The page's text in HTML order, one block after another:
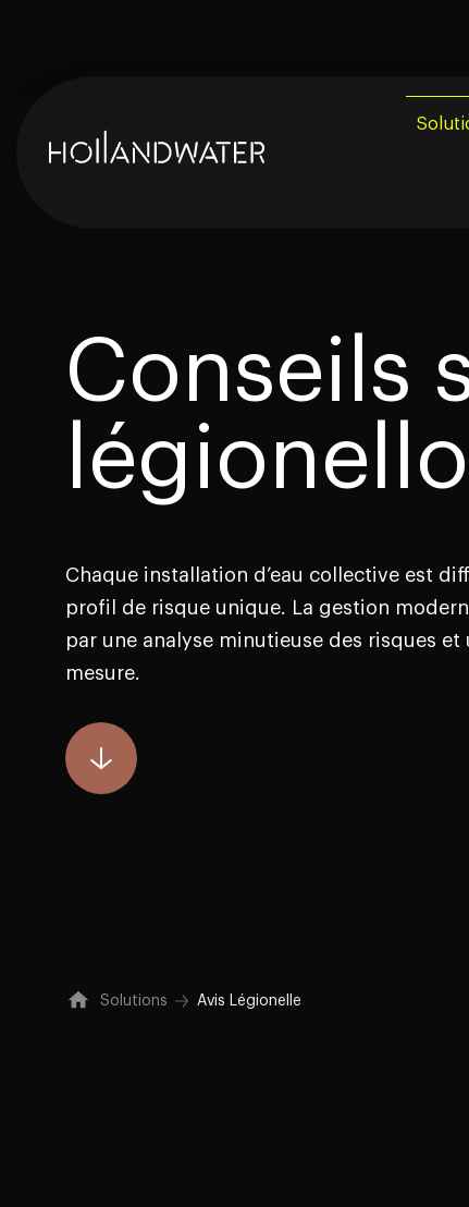
Conseils
Chaque installation d’eau collective est
profil de risque unique. La gestion
par une analyse minutieuse des risques
mesure.
Solutions Avis Légionelle